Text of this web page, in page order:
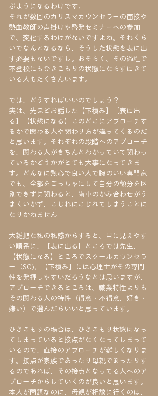
ぶようになるわけです。
それが数回のカリスマカウンセラーの面接や
熱血教師の声掛けや啓発セミナーへの参加
で、変化するわけがないですよね。それくら
いでなんとなるなら、そうした状態を表に出
す必要もないですし。おそらく、その過程で
不登校にもひきこもりの状態にならずにきて
いる人もたくさんいます。
では、どうすればいいのでしょう？
実は、先ほどお話した【下積み】【表に出
る】【状態になる】このどこにアプローチす
るかで関わる人や関わり方が違ってくるのだ
と思います。それぞれの段階へのアプローチ
を、関わる人がきちんとわかっていて関わっ
ているかどうかがとても大事になってきま
す。どんなに熱心で良い人で腕のいい専門家
でも、全部をごっちゃにして自分の領分を区
別できずに関わると、歯車のかみ合わせがう
まくいかず、こじれにこじれてしまうことに
なりかねません
大雑把な私の私感からすると、目に見えやす
い順番に、【表に出る】ところでは先生、
【状態になる】ところでスクールカウンセラ
ー（SC)、【下積み】には心理士がその専門
性を発揮しやすいだろうなとは思いますが、
アプローチできるところは、職業特性よりも
その関わる人の特性（得意・不得意、好き・
嫌い）で選んだらいいと思っています。
ひきこもりの場合は、ひきこもり状態になっ
てしまっていると接点がなくなってしまって
いるので、直接のアプローチが難しくなりま
す。接点が家族であったり母親であったりす
るのであれば、その接点となってる人へのア
プローチからしていくのが良いと思います。
本人が問題なのに、母親が相談に行くのは、